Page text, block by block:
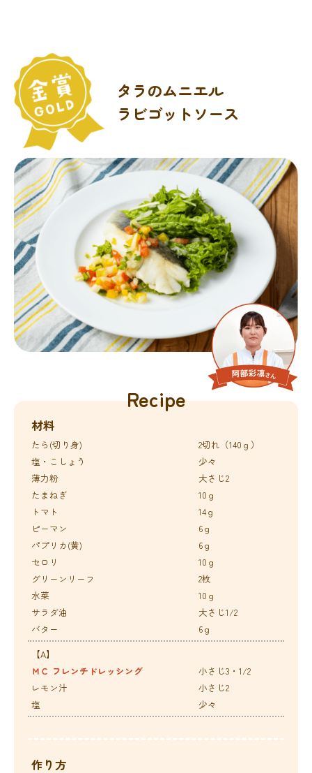
タラのムニエル
ラビゴットソース
材料
たら(切り身)
2切れ（140ｇ）
塩・こしょう
少々
薄力粉
大さじ2
たまねぎ
10ｇ
トマト
14ｇ
ピーマン
6ｇ
パプリカ(黄)
6ｇ
セロリ
10ｇ
グリーンリーフ
2枚
水菜
10ｇ
サラダ油
大さじ1/2
バター
6ｇ
【A】
ＭＣ フレンチドレッシング
小さじ3・1/2
レモン汁
小さじ2
塩
少々
作り方